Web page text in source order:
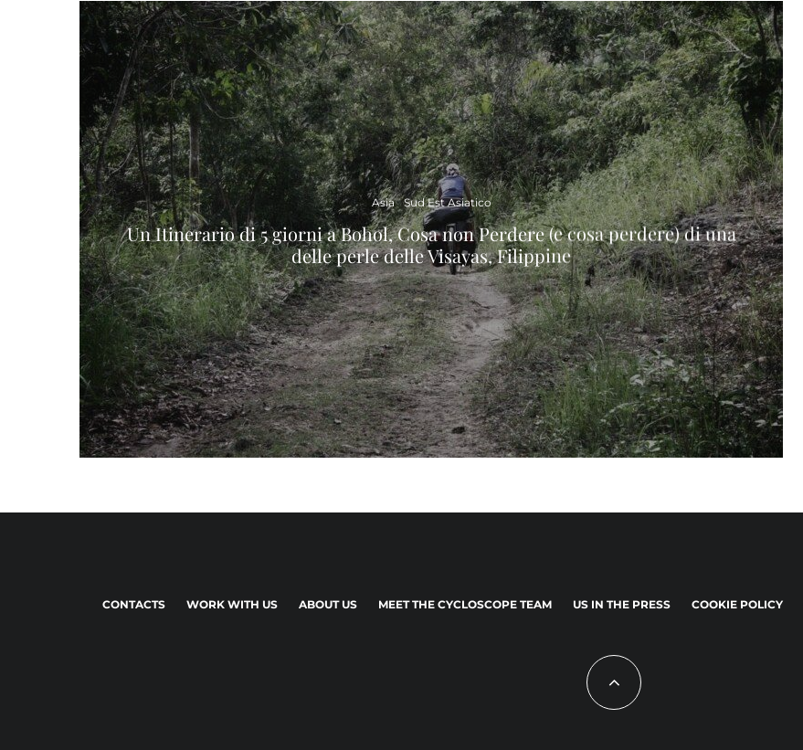
Asia Sud Est Asiatico
Un Itinerario di 5 giorni a Bohol, Cosa non Perdere (e cosa perdere) di una
delle perle delle Visayas, Filippine
CONTACTS WORK WITH US ABOUT US MEET THE CYCLOSCOPE TEAM US IN THE PRESS COOKIE POLICY